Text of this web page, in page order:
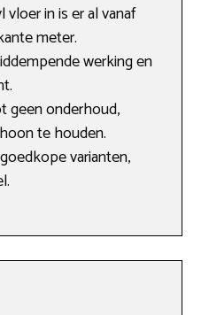
in is er al vanaf
meter.
werking en
geen onderhoud,
te houden.
varianten,